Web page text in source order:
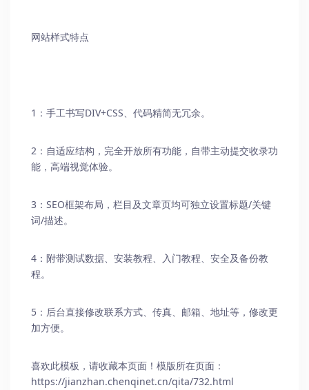
网站样式特点
1：手工书写DIV+CSS、代码精简无冗余。
2：自适应结构，完全开放所有功能，自带主动提交收录功
能，高端视觉体验。
3：SEO框架布局，栏目及文章页均可独立设置标题/关键
词/描述。
4：附带测试数据、安装教程、入门教程、安全及备份教
程。
5：后台直接修改联系方式、传真、邮箱、地址等，修改更
加方便。
喜欢此模板，请收藏本页面！模版所在页面：
https://jianzhan.chenqinet.cn/qita/732.html